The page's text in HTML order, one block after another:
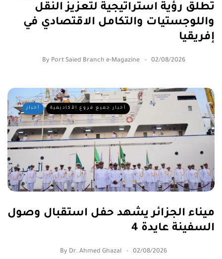
تطلق رؤية استراتيجية لتعزيز النقل
واللوجستيات والتكامل الاقتصادي في
إفريقيا
By Port Saied Branch e-Magazine 02/08/2026
أخبار أخبار جميع فروع الأكاديمية
ميناء الجزائر يشهد حفل استقبال وصول
السفينة عايدة 4
By Dr. Ahmed Ghazal 02/08/2026